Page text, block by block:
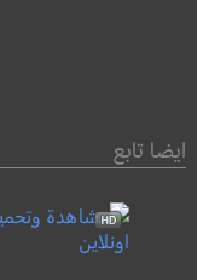
ايضا تابع